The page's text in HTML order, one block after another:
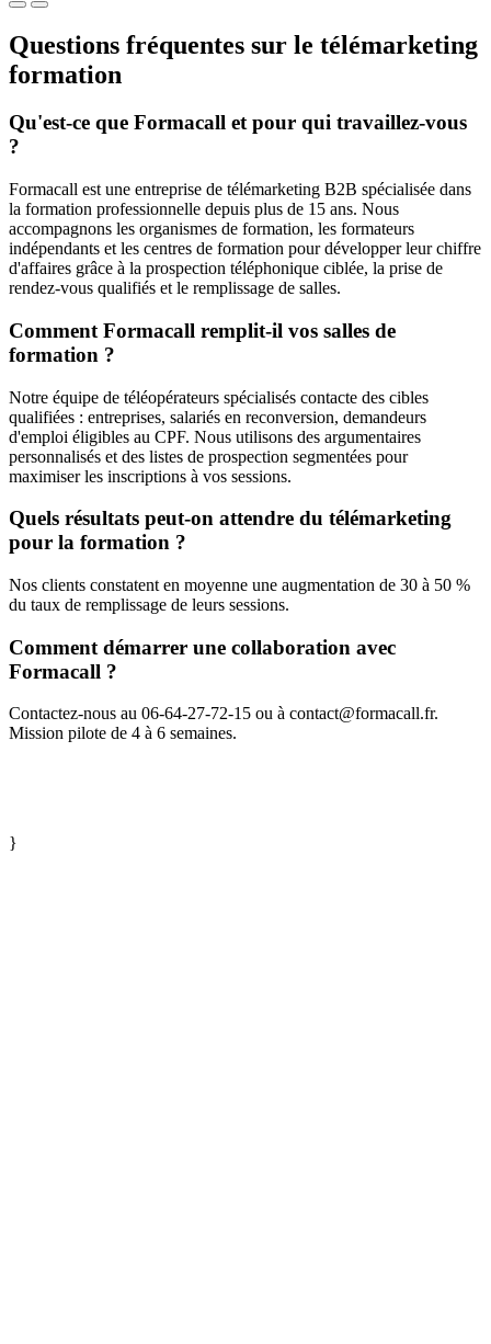
Questions fréquentes sur le télémarketing
formation
Qu'est-ce que Formacall et pour qui travaillez-vous
?
Formacall est une entreprise de télémarketing B2B spécialisée dans
la formation professionnelle depuis plus de 15 ans. Nous
accompagnons les organismes de formation, les formateurs
indépendants et les centres de formation pour développer leur chiffre
d'affaires grâce à la prospection téléphonique ciblée, la prise de
rendez-vous qualifiés et le remplissage de salles.
Comment Formacall remplit-il vos salles de
formation ?
Notre équipe de téléopérateurs spécialisés contacte des cibles
qualifiées : entreprises, salariés en reconversion, demandeurs
d'emploi éligibles au CPF. Nous utilisons des argumentaires
personnalisés et des listes de prospection segmentées pour
maximiser les inscriptions à vos sessions.
Quels résultats peut-on attendre du télémarketing
pour la formation ?
Nos clients constatent en moyenne une augmentation de 30 à 50 %
du taux de remplissage de leurs sessions.
Comment démarrer une collaboration avec
Formacall ?
Contactez-nous au 06-64-27-72-15 ou à contact@formacall.fr.
Mission pilote de 4 à 6 semaines.
}